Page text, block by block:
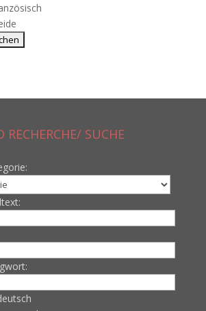
RECHERCHE/ SUCHE